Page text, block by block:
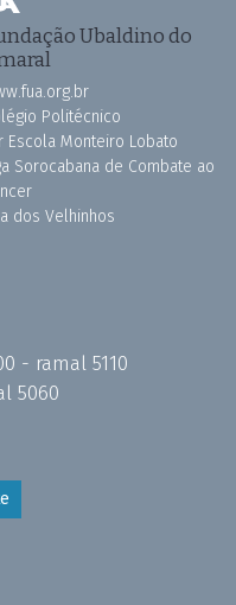
Ubaldino do
Politécnico
Escola Monteiro Lobato
Sorocabana de Combate ao
dos Velhinhos
- ramal 5110
5060